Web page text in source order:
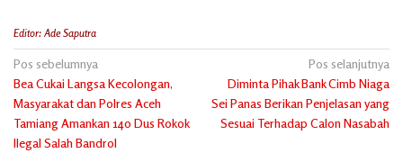
Editor: Ade Saputra
Navigasi
pos
Pos sebelumnya
Bea Cukai Langsa Kecolongan,
Masyarakat dan Polres Aceh
Tamiang Amankan 140 Dus Rokok
Ilegal Salah Bandrol
Pos selanjutnya
Diminta Pihak Bank Cimb Niaga
Sei Panas Berikan Penjelasan yang
Sesuai Terhadap Calon Nasabah